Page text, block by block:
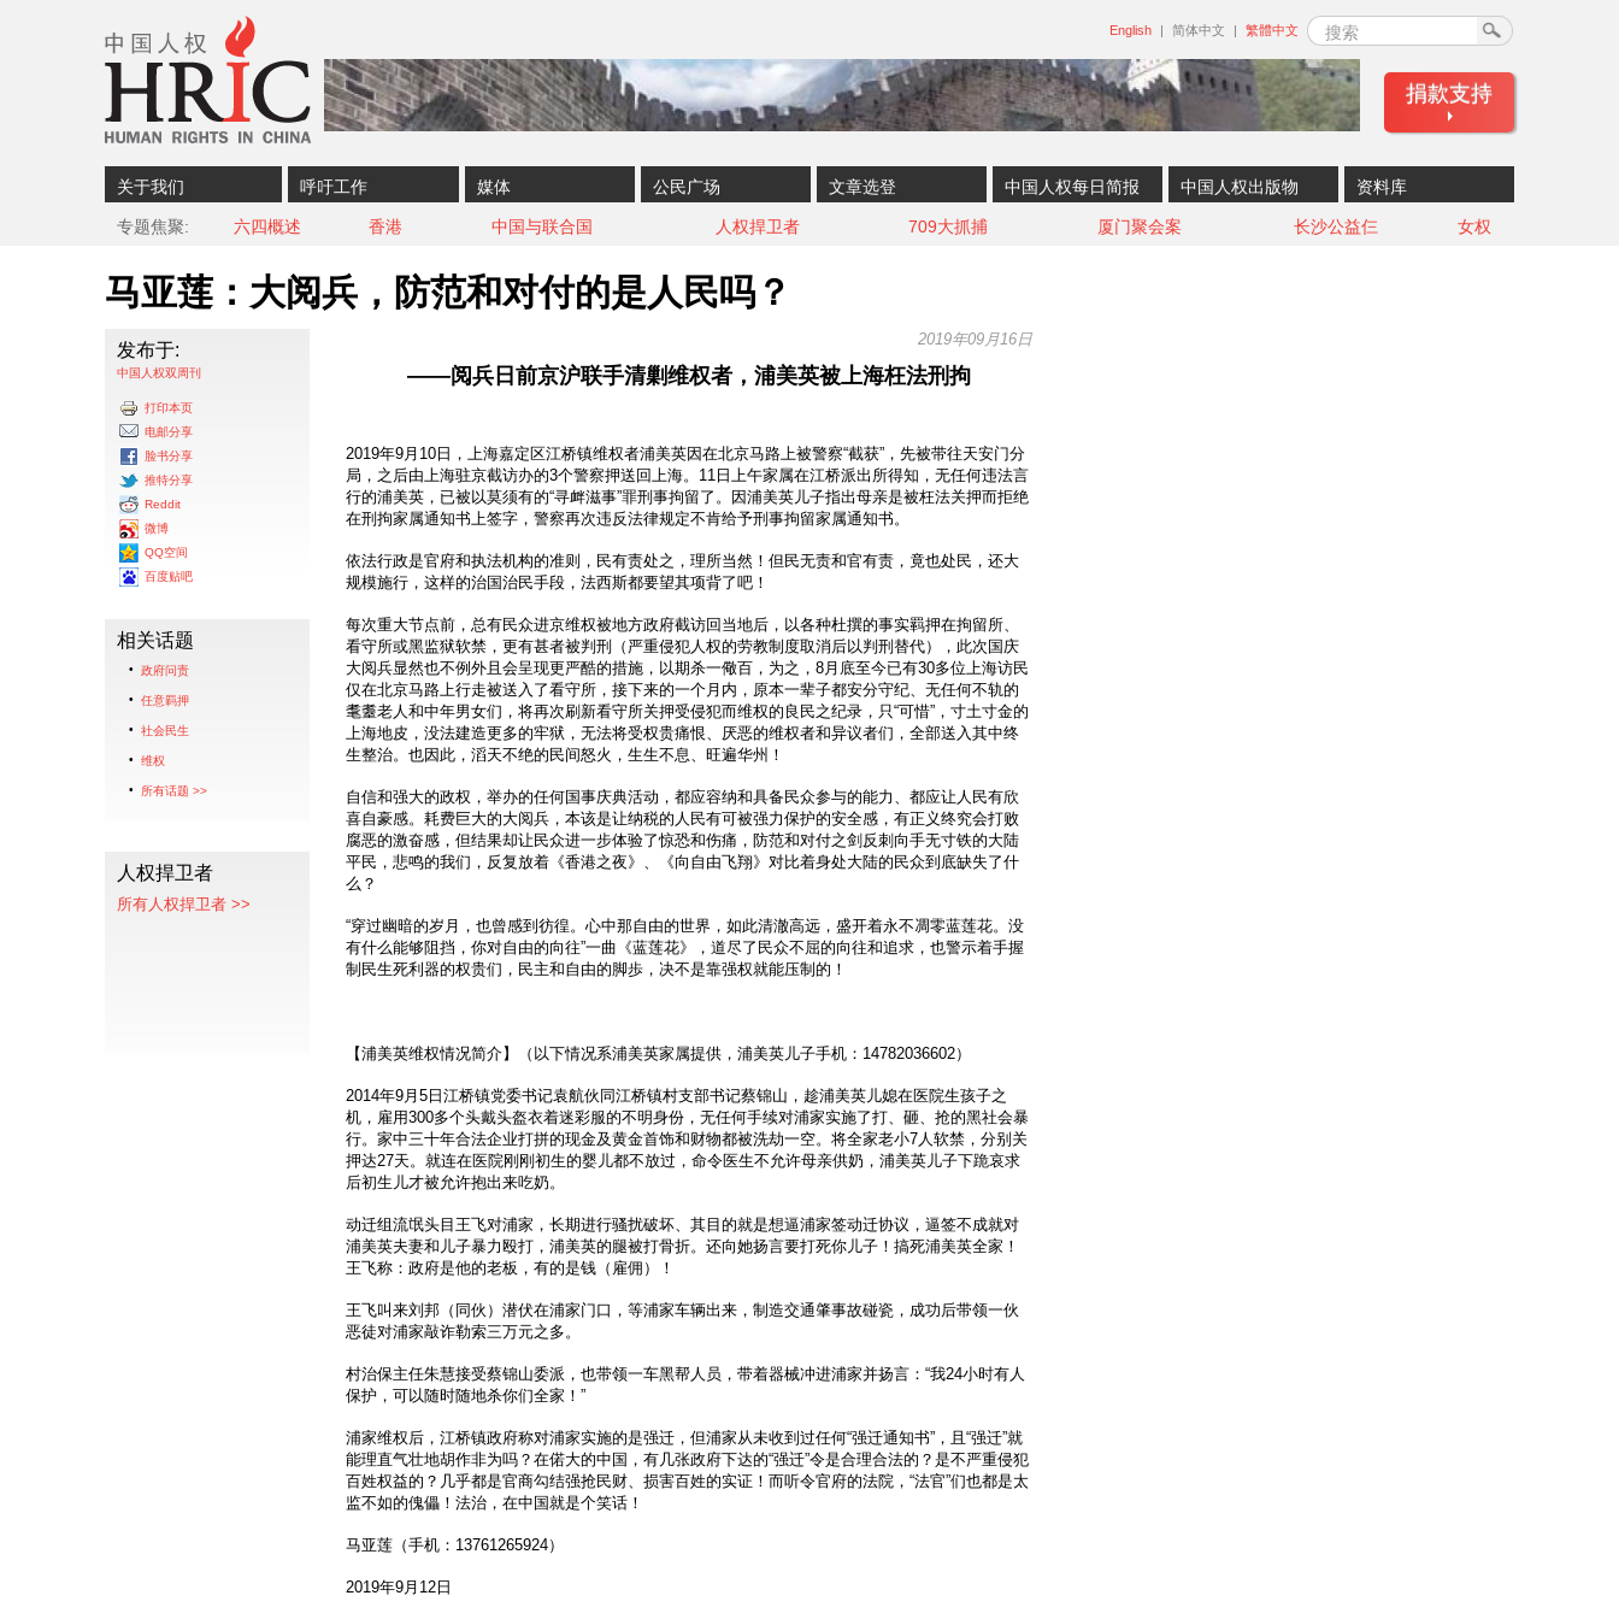
搜索
English 简体中文 繁體中文
捐款支持
关于我们 呼吁工作 媒体 公民广场 文章选登 中国人权每日简报 中国人权出版物 资料库
专题焦聚 六四概述 香港 中国与联合国 人权捍卫者 709大抓捕 厦门聚会案 长沙公益仨 女权
马亚莲：大阅兵，防范和对付的是人民吗？
发布于:
中国人权双周刊
打印本页
电邮分享
脸书分享
推特分享
Reddit
微博
QQ空间
百度贴吧
相关话题
政府问责
任意羁押
社会民生
维权
所有话题 >>
人权捍卫者
所有人权捍卫者 >>
2019年09月16日
——阅兵日前京沪联手清剿维权者，浦美英被上海枉法刑拘
2019年9月10日，上海嘉定区江桥镇维权者浦美英因在北京马路上被警察“截获”，先被带往天安门分
局，之后由上海驻京截访办的3个警察押送回上海。11日上午家属在江桥派出所得知，无任何违法言
行的浦美英，已被以莫须有的“寻衅滋事”罪刑事拘留了。因浦美英儿子指出母亲是被枉法关押而拒绝
在刑拘家属通知书上签字，警察再次违反法律规定不肯给予刑事拘留家属通知书。
依法行政是官府和执法机构的准则，民有责处之，理所当然！但民无责和官有责，竟也处民，还大
规模施行，这样的治国治民手段，法西斯都要望其项背了吧！
每次重大节点前，总有民众进京维权被地方政府截访回当地后，以各种杜撰的事实羁押在拘留所、
看守所或黑监狱软禁，更有甚者被判刑（严重侵犯人权的劳教制度取消后以判刑替代），此次国庆
大阅兵显然也不例外且会呈现更严酷的措施，以期杀一儆百，为之，8月底至今已有30多位上海访民
仅在北京马路上行走被送入了看守所，接下来的一个月内，原本一辈子都安分守纪、无任何不轨的
耄耋老人和中年男女们，将再次刷新看守所关押受侵犯而维权的良民之纪录，只“可惜”，寸土寸金的
上海地皮，没法建造更多的牢狱，无法将受权贵痛恨、厌恶的维权者和异议者们，全部送入其中终
生整治。也因此，滔天不绝的民间怒火，生生不息、旺遍华州！
自信和强大的政权，举办的任何国事庆典活动，都应容纳和具备民众参与的能力、都应让人民有欣
喜自豪感。耗费巨大的大阅兵，本该是让纳税的人民有可被强力保护的安全感，有正义终究会打败
腐恶的激奋感，但结果却让民众进一步体验了惊恐和伤痛，防范和对付之剑反刺向手无寸铁的大陆
平民，悲鸣的我们，反复放着《香港之夜》、《向自由飞翔》对比着身处大陆的民众到底缺失了什
么？
“穿过幽暗的岁月，也曾感到彷徨。心中那自由的世界，如此清澈高远，盛开着永不凋零蓝莲花。没
有什么能够阻挡，你对自由的向往”一曲《蓝莲花》，道尽了民众不屈的向往和追求，也警示着手握
制民生死利器的权贵们，民主和自由的脚歩，决不是靠强权就能压制的！
【浦美英维权情况简介】（以下情况系浦美英家属提供，浦美英儿子手机：14782036602）
2014年9月5日江桥镇党委书记袁航伙同江桥镇村支部书记蔡锦山，趁浦美英儿媳在医院生孩子之
机，雇用300多个头戴头盔衣着迷彩服的不明身份，无任何手续对浦家实施了打、砸、抢的黑社会暴
行。家中三十年合法企业打拼的现金及黄金首饰和财物都被洗劫一空。将全家老小7人软禁，分别关
押达27天。就连在医院刚刚初生的婴儿都不放过，命令医生不允许母亲供奶，浦美英儿子下跪哀求
后初生儿才被允许抱出来吃奶。
动迁组流氓头目王飞对浦家，长期进行骚扰破坏、其目的就是想逼浦家签动迁协议，逼签不成就对
浦美英夫妻和儿子暴力殴打，浦美英的腿被打骨折。还向她扬言要打死你儿子！搞死浦美英全家！
王飞称：政府是他的老板，有的是钱（雇佣）！
王飞叫来刘邦（同伙）潜伏在浦家门口，等浦家车辆出来，制造交通肇事故碰瓷，成功后带领一伙
恶徒对浦家敲诈勒索三万元之多。
村治保主任朱慧接受蔡锦山委派，也带领一车黑帮人员，带着器械冲进浦家并扬言：“我24小时有人
保护，可以随时随地杀你们全家！”
浦家维权后，江桥镇政府称对浦家实施的是强迁，但浦家从未收到过任何“强迁通知书”，且“强迁”就
能理直气壮地胡作非为吗？在偌大的中国，有几张政府下达的“强迁”令是合理合法的？是不严重侵犯
百姓权益的？几乎都是官商勾结强抢民财、损害百姓的实证！而听令官府的法院，“法官”们也都是太
监不如的傀儡！法治，在中国就是个笑话！
马亚莲（手机：13761265924）
2019年9月12日